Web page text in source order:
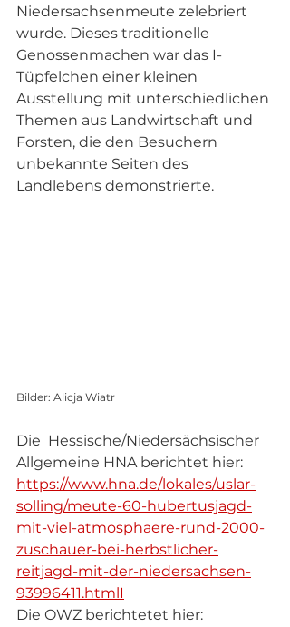
Niedersachsenmeute zelebriert
wurde. Dieses traditionelle
Genossenmachen war das I-
Tüpfelchen einer kleinen
Ausstellung mit unterschiedlichen
Themen aus Landwirtschaft und
Forsten, die den Besuchern
unbekannte Seiten des
Landlebens demonstrierte.
Bilder: Alicja Wiatr
Die  Hessische/Niedersächsischer
Allgemeine HNA berichtet hier:
https://www.hna.de/lokales/uslar-
solling/meute-60-hubertusjagd-
mit-viel-atmosphaere-rund-2000-
zuschauer-bei-herbstlicher-
reitjagd-mit-der-niedersachsen-
93996411.htmlI
Die OWZ berichtetet hier: